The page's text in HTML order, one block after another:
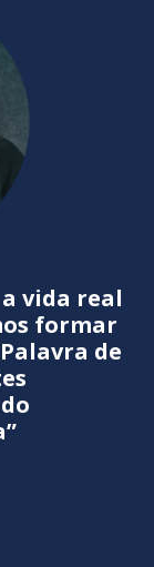
vida real
formar
de